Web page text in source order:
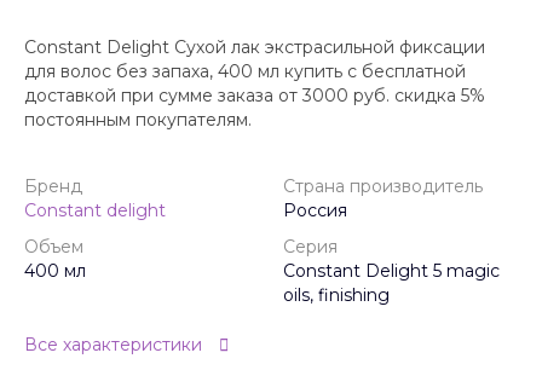
Constant Delight Сухой лак экстрасильной фиксации
для волос без запаха, 400 мл купить с бесплатной
доставкой при сумме заказа от 3000 руб. скидка 5%
постоянным покупателям.
Бренд
Constant delight
Страна производитель
Россия
Объем
400 мл
Серия
Constant Delight 5 magic
oils, finishing
Все характеристики